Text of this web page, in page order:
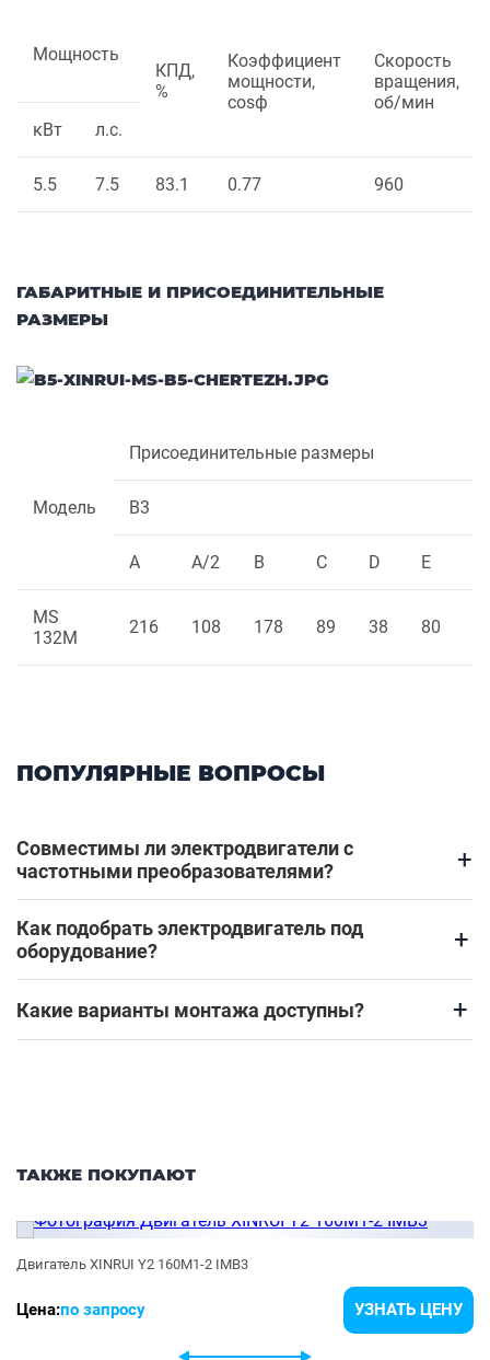
Мощность
КПД,
%
Коэффициент
мощности,
cosф
Скорость
вращения,
об/мин
кВт
л.с.
5.5 7.5 83.1 0.77 960
ГАБАРИТНЫЕ И ПРИСОЕДИНИТЕЛЬНЫЕ
РАЗМЕРЫ
Модель
Присоединительные размеры
B3
A A/2 B C D E
MS
132M
216 108 178 89 38 80
ПОПУЛЯРНЫЕ ВОПРОСЫ
Совместимы ли электродвигатели с
частотными преобразователями?
+
Как подобрать электродвигатель под
оборудование?
+
Какие варианты монтажа доступны? +
ТАКЖЕ ПОКУПАЮТ
Двигатель XINRUI Y2 160M1-2 IMB3
Цена:по запросу УЗНАТЬ ЦЕНУ